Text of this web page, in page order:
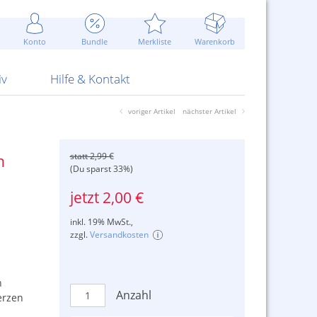
Konto Bundle Merkliste Warenkorb
Attrappen Blitzschnell...
Sommerpreise u.v.m.
ARS Pirotecnia
Hilfe & Kontakt
Kontaktformular
AGB
voriger Artikel nächster Artikel
statt 2,99 €
(Du sparst 33%)
jetzt 2,00 €
inkl. 19% MwSt.,
zzgl.Versandkosten
Anzahl